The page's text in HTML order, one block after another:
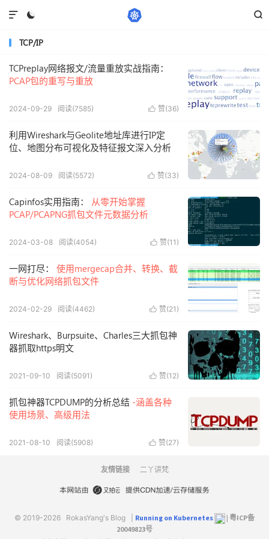



TCP/IP
TCPreplay网络报文/流量重放实战指南：
PCAP包的重写与重放
 赞(36)
2024-09-29 阅读(7585)
利用Wireshark与Geolite地址库进行IP定
位、地图分布可视化及特征报文深入分析
 赞(33)
2024-08-09 阅读(5572)
Capinfos实用指南： 从零开始掌握
PCAP/PCAPNG抓包文件元数据分析
 赞(11 )
2024-03-08 阅读(4054)
一网打尽： 使用mergecap合并、转换、截
断与优化网络抓包文件
 赞(21 )
2024-02-29 阅读(4462)
Wireshark、Burpsuite、Charles三大抓包神
器抓取https明文
 赞(12)
2021-09-10 阅读(5091)
抓包神器TCPDUMP的分析总结 -涵盖各种
使用场景、高级用法
 赞(27)
2021-08-10 阅读(5908)
友情链接 二丫讲梵
© 2019-2026 RokasYang's Blog Running on Kubernetes | 粤ICP备
20049823号